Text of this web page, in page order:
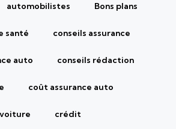
automobilistes Bons plans
santé conseils assurance
auto conseils rédaction
coût assurance auto
crédit